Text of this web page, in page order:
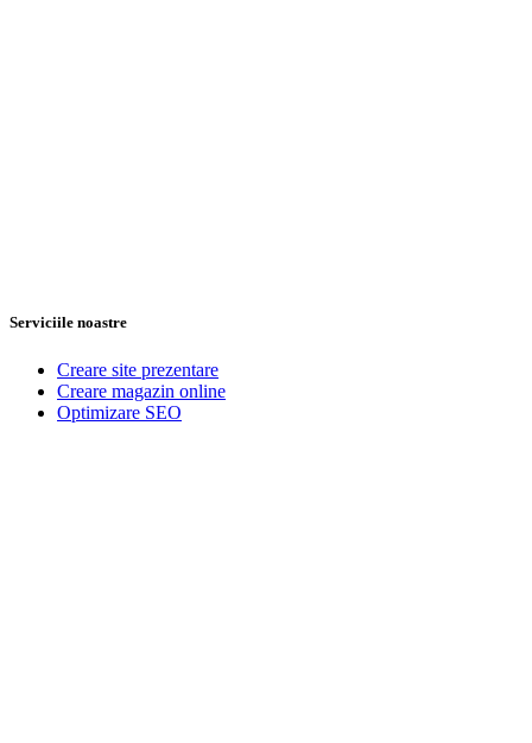
Serviciile noastre
Creare site prezentare
Creare magazin online
Optimizare SEO